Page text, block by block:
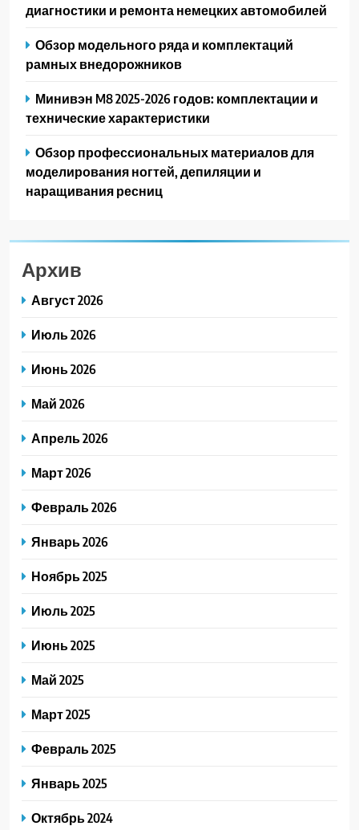
диагностики и ремонта немецких автомобилей
Обзор модельного ряда и комплектаций
рамных внедорожников
Минивэн M8 2025-2026 годов: комплектации и
технические характеристики
Обзор профессиональных материалов для
моделирования ногтей, депиляции и
наращивания ресниц
Архив
Август 2026
Июль 2026
Июнь 2026
Май 2026
Апрель 2026
Март 2026
Февраль 2026
Январь 2026
Ноябрь 2025
Июль 2025
Июнь 2025
Май 2025
Март 2025
Февраль 2025
Январь 2025
Октябрь 2024